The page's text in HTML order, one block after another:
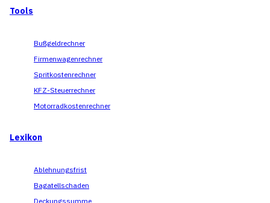
Tools
Bußgeldrechner
Firmenwagenrechner
Spritkostenrechner
KFZ-Steuerrechner
Motorradkostenrechner
Lexikon
Ablehnungsfrist
Bagatellschaden
Deckungssumme